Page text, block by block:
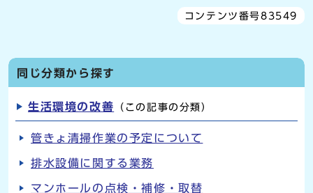
コンテンツ番号83549
同じ分類から探す
生活環境の改善 （この記事の分類）
管きょ清掃作業の予定について
排水設備に関する業務
マンホールの点検・補修・取替